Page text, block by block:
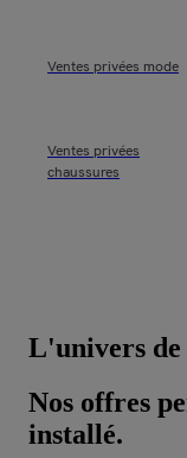
Ventes privées mode
Ventes privées
chaussures
L'univers de
Nos offres
installé.